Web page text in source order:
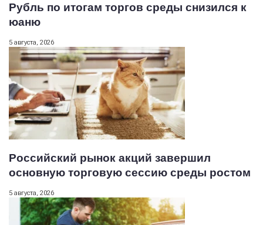
Рубль по итогам торгов среды снизился к
юаню
5 августа, 2026
Российский рынок акций завершил
основную торговую сессию среды ростом
5 августа, 2026